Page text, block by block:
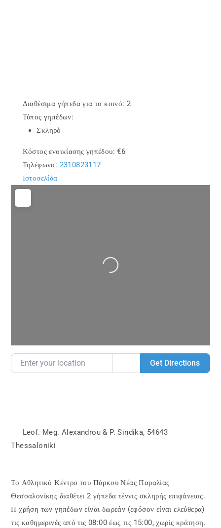
Διαθέσιμα γήπεδα για το κοινό: 2
Τύπος γηπέδων:
Σκληρό
Κόστος ενοικίασης γηπέδου:€6
Τηλέφωνο: 2310823117
Ιστοσελίδα
Loading...
Enter your location Get Directions
Leof. Meg. Alexandrou & P. Sindika, 54643
Thessaloniki
Το Αθλητικό Κέντρο του Πάρκου Νέας Παραλίας
Θεσσαλονίκης διαθέτει 2 γήπεδα τέννις σκληρής επιφάνειας.
Η χρήση των γηπέδων είναι δωρεάν (εφόσον είναι ελεύθερα)
τις καθημερινές από τις 08:00 έως τις 15:00, χωρίς κράτηση.